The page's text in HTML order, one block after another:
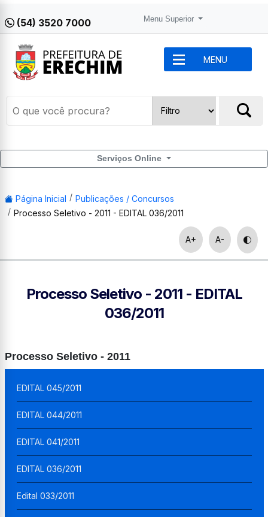
(54) 3520 7000 Menu Superior
MENU
Serviços Online
Página Inicial
Publicações / Concursos
Processo Seletivo - 2011 - EDITAL 036/2011
A+ A-
Processo Seletivo - 2011 - EDITAL
036/2011
Processo Seletivo - 2011
EDITAL 045/2011
EDITAL 044/2011
EDITAL 041/2011
EDITAL 036/2011
Edital 033/2011